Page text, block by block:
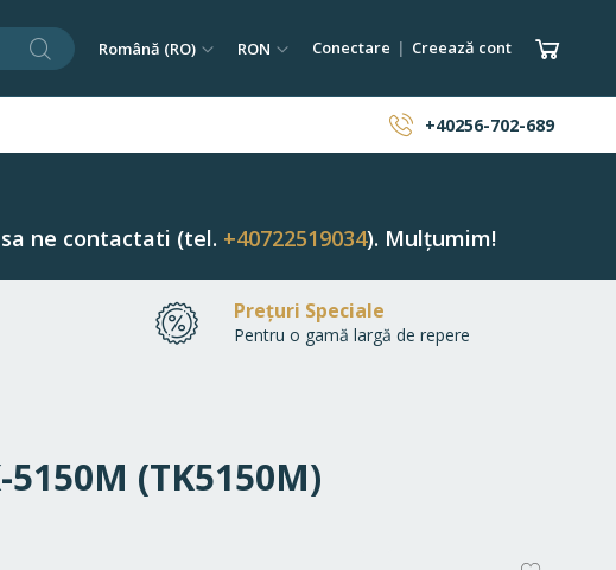
CăutareLimba
Română (RO) Monedă
RON Conectare Creează cont Coșul
+40256-702-689
ne contactati (tel. +40722519034). Mulțumim!
Prețuri Speciale
Pentru o gamă largă de repere
(TK5150M)